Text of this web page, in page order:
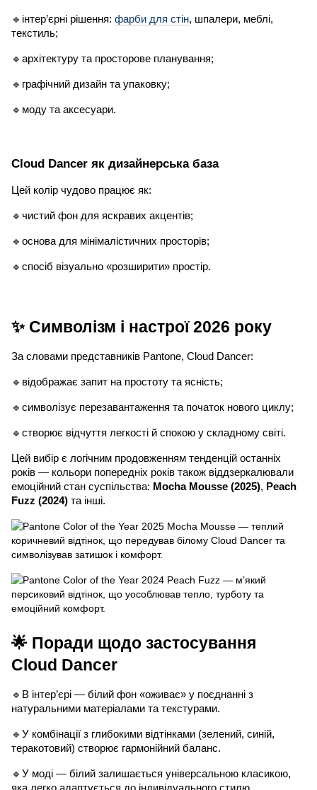
🔹інтер’єрні рішення: фарби для стін, шпалери, меблі,
текстиль;
🔹архітектуру та просторове планування;
🔹графічний дизайн та упаковку;
🔹моду та аксесуари.
Cloud Dancer як дизайнерська база
Цей колір чудово працює як:
🔹чистий фон для яскравих акцентів;
🔹основа для мінімалістичних просторів;
🔹спосіб візуально «розширити» простір.
✨ Символізм і настрої 2026 року
За словами представників Pantone, Cloud Dancer:
🔹відображає запит на простоту та ясність;
🔹символізує перезавантаження та початок нового циклу;
🔹створює відчуття легкості й спокою у складному світі.
Цей вибір є логічним продовженням тенденцій останніх
років — кольори попередніх років також віддзеркалювали
емоційний стан суспільства: Mocha Mousse (2025), Peach
Fuzz (2024) та інші.
🌟 Поради щодо застосування
Cloud Dancer
🔹В інтер’єрі — білий фон «оживає» у поєднанні з
натуральними матеріалами та текстурами.
🔹У комбінації з глибокими відтінками (зелений, синій,
теракотовий) створює гармонійний баланс.
🔹У моді — білий залишається універсальною класикою,
яка легко адаптується до індивідуального стилю.